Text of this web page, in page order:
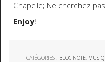
Chapelle; Ne cherchez
Enjoy!
CATÉGORIES : BLOC-NOTE,